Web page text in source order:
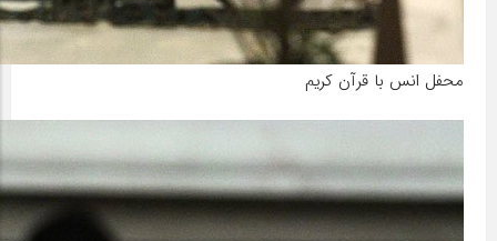
محفل انس با قرآن کریم